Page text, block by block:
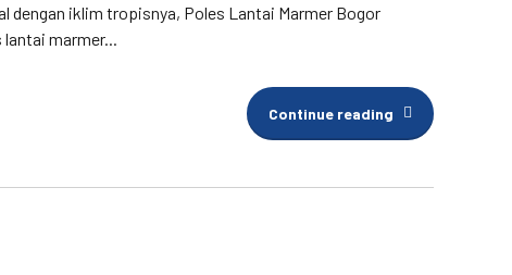
dengan iklim tropisnya, Poles Lantai Marmer Bogor
marmer...
Continue reading